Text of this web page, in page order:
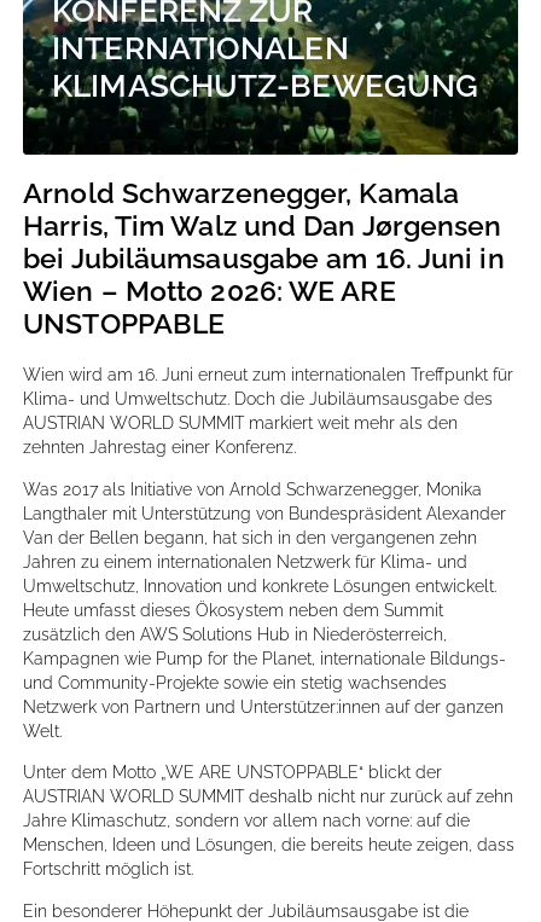
KONFERENZ ZUR
INTERNATIONALEN
KLIMASCHUTZ-BEWEGUNG
Arnold Schwarzenegger, Kamala
Harris, Tim Walz und Dan Jørgensen
bei Jubiläumsausgabe am 16. Juni in
Wien – Motto 2026: WE ARE
UNSTOPPABLE
Wien wird am 16. Juni erneut zum internationalen Treffpunkt für
Klima- und Umweltschutz. Doch die Jubiläumsausgabe des
AUSTRIAN WORLD SUMMIT markiert weit mehr als den
zehnten Jahrestag einer Konferenz.
Was 2017 als Initiative von Arnold Schwarzenegger, Monika
Langthaler mit Unterstützung von Bundespräsident Alexander
Van der Bellen begann, hat sich in den vergangenen zehn
Jahren zu einem internationalen Netzwerk für Klima- und
Umweltschutz, Innovation und konkrete Lösungen entwickelt.
Heute umfasst dieses Ökosystem neben dem Summit
zusätzlich den AWS Solutions Hub in Niederösterreich,
Kampagnen wie Pump for the Planet, internationale Bildungs-
und Community-Projekte sowie ein stetig wachsendes
Netzwerk von Partnern und Unterstützer:innen auf der ganzen
Welt.
Unter dem Motto „WE ARE UNSTOPPABLE“ blickt der
AUSTRIAN WORLD SUMMIT deshalb nicht nur zurück auf zehn
Jahre Klimaschutz, sondern vor allem nach vorne: auf die
Menschen, Ideen und Lösungen, die bereits heute zeigen, dass
Fortschritt möglich ist.
Ein besonderer Höhepunkt der Jubiläumsausgabe ist die